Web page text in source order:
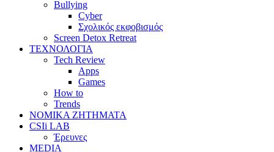
Bullying
Cyber
Σχολικός εκφοβισμός
Screen Detox Retreat
ΤΕΧΝΟΛΟΓΙΑ
Tech Review
Apps
Games
How to
Trends
ΝΟΜΙΚΑ ΖΗΤΗΜΑΤΑ
CSIi LAB
Έρευνες
MEDIA